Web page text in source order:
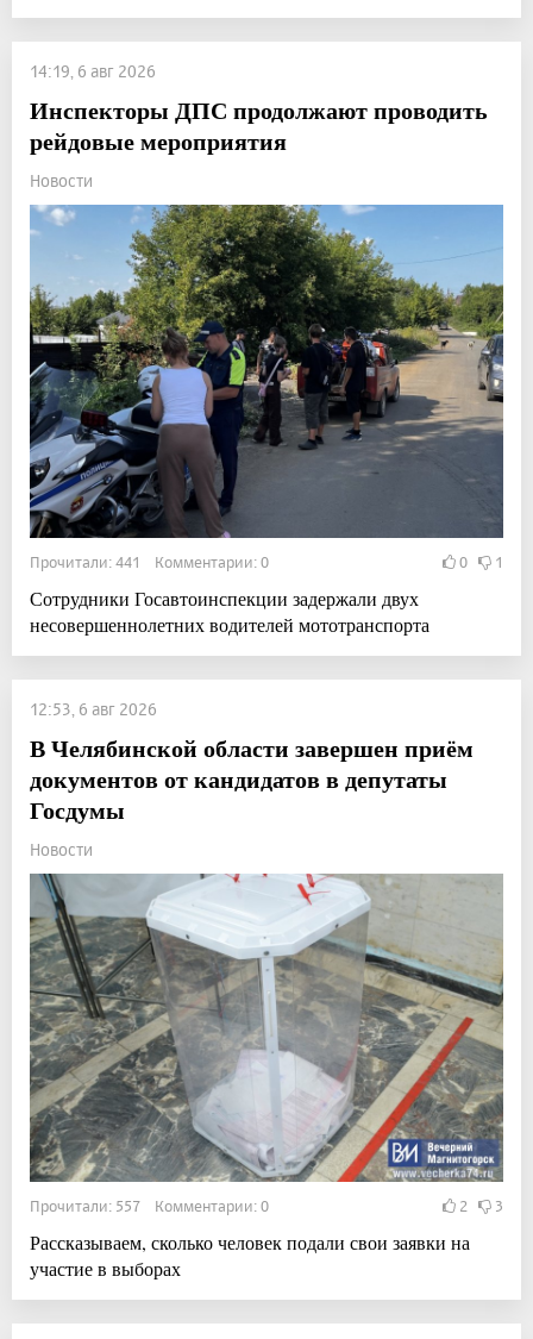
14:19, 6 авг 2026
Инспекторы ДПС продолжают проводить
рейдовые мероприятия
Новости
Прочитали: 441 Комментарии: 0 0 1
Сотрудники Госавтоинспекции задержали двух
несовершеннолетних водителей мототранспорта
12:53, 6 авг 2026
В Челябинской области завершен приём
документов от кандидатов в депутаты
Госдумы
Новости
Прочитали: 557 Комментарии: 0 2 3
Рассказываем, сколько человек подали свои заявки на
участие в выборах